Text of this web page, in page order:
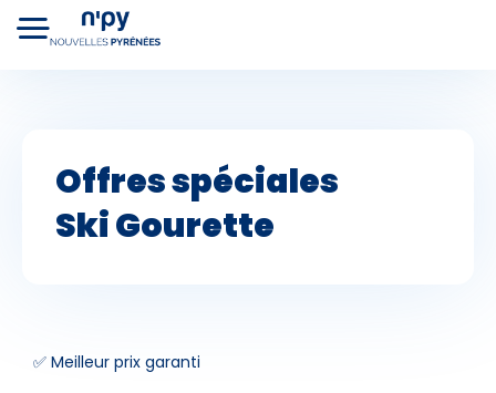
Forfaits Hébergements
Offres spéciales
SkiGourette
✅ Meilleur prix garanti